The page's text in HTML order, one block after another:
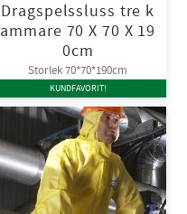
Dragspelssluss tre k
ammare 70 X 70 X 19
0cm
Storlek 70*70*190cm
KUNDFAVORIT!